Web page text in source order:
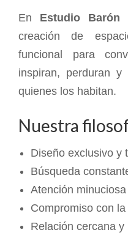
En Estudio Barón
creación de
funcional para
inspiran, perduran
quienes los habitan.
Nuestra
Diseño exclusivo y
Búsqueda
Atención
Compromiso con
Relación cercana